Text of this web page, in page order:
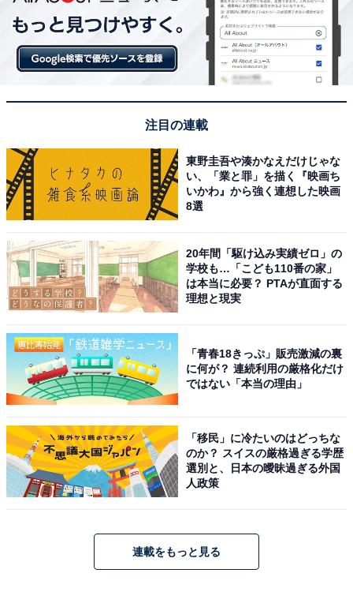
注目の連載
東野圭吾や湊かなえだけじゃな
い、「業と罪」を描く『映画ち
いかわ』から強く連想した映画
8選
20年間「駆け込み実績ゼロ」の
学校も…「こども110番の家」
は本当に必要？ PTAが直面する
理想と現実
「青春18きっぷ」販売激減の裏
に何が？ 連続利用の厳格化だけ
ではない「本当の理由」
「移民」に冷たいのはどっちな
のか？ スイスの厳格過ぎる学歴
選別と、日本の曖昧過ぎる外国
人政策
連載をもっと見る